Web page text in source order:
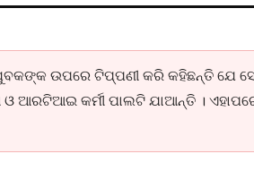
ଉପରେ ଟିପ୍ପଣୀ କରି କହିଛନ୍ତି ଯେ
କର୍ମୀ ପାଲଟି ଯାଆନ୍ତି ।